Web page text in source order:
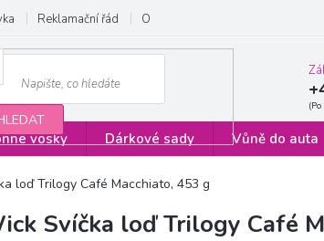
Reklamační řád Obchodní podmínky
vosky Dárkové sady Vůně do auta
loď Trilogy Café Macchiato, 453 g
Svíčka loď Trilogy Café